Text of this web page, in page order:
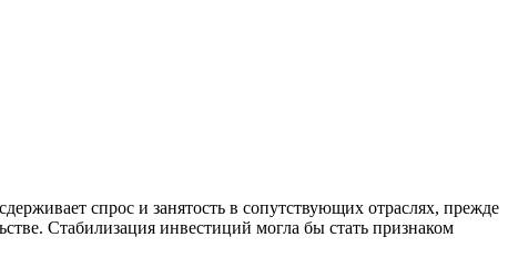
спрос и занятость в сопутствующих отраслях, прежде
Стабилизация инвестиций могла бы стать признаком